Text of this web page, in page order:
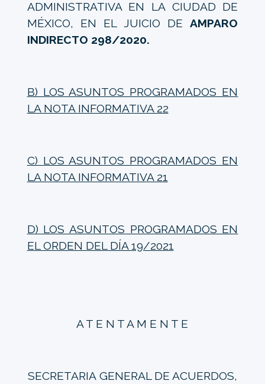
ADMINISTRATIVA EN LA CIUDAD DE
MÉXICO, EN EL JUICIO DEAMPARO
INDIRECTO 298/2020.
B) LOS ASUNTOS PROGRAMADOS EN
LA NOTA INFORMATIVA 22
C) LOS ASUNTOS PROGRAMADOS EN
LA NOTA INFORMATIVA 21
D) LOS ASUNTOS PROGRAMADOS EN
EL ORDEN DEL DÍA 19/2021
A T E N T A M E N T E
SECRETARIA GENERAL DE ACUERDOS,